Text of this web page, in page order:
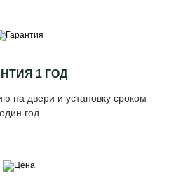
1 ГОД
на двери и установку сроком
один год